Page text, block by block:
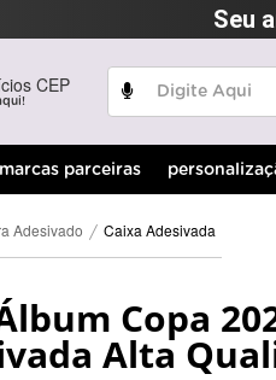
Seu
CEP
marcas parceiras
Adesivado Caixa Adesivada
Copa
Alta